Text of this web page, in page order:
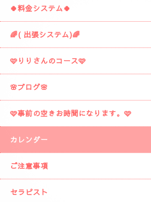
🍀料金システム🍀
🌈( 出張システム)🌈
🩷りりさんのコース🩷
🌸ブログ🌸
🩷事前の空きお時間になります。🩷
カレンダー
ご注意事項
セラピスト